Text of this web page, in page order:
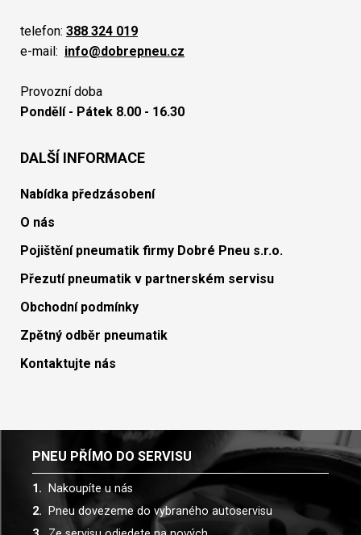
telefon: 388 324 019
e-mail: info@dobrepneu.cz
Provozní doba
Pondělí - Pátek 8.00 - 16.30
DALŠÍ INFORMACE
Nabídka předzásobení
O nás
Pojištění pneumatik firmy Dobré Pneu s.r.o.
Přezutí pneumatik v partnerském servisu
Obchodní podmínky
Zpětný odběr pneumatik
Kontaktujte nás
PNEU PŘÍMO DO SERVISU
Nakoupíte u nás
Pneu dovezeme do vybraného autoservisu